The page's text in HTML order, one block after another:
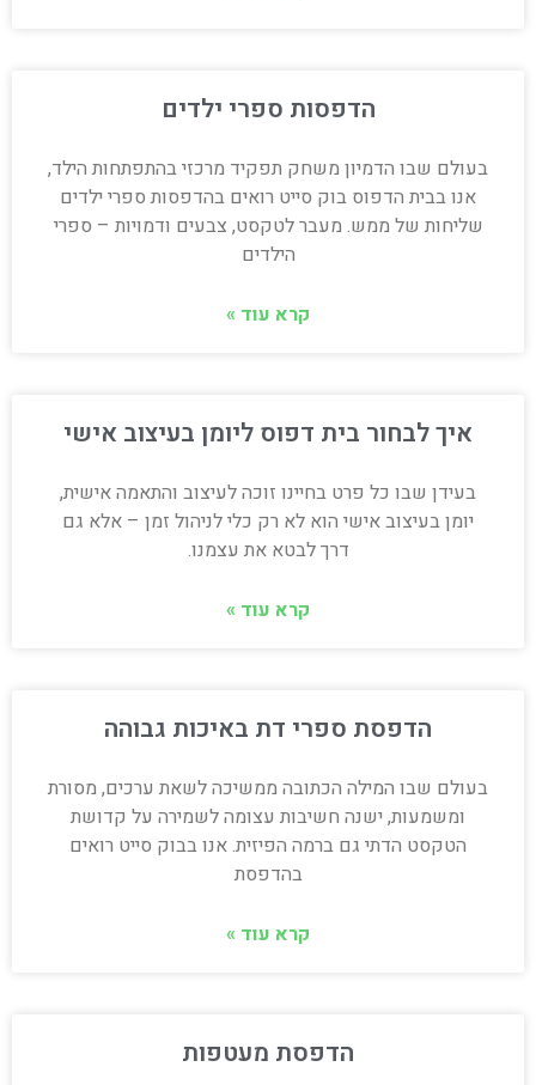
הדפסות ספרי ילדים
בעולם שבו הדמיון משחק תפקיד מרכזי בהתפתחות הילד,
אנו בבית הדפוס בוק סייט רואים בהדפסות ספרי ילדים
שליחות של ממש. מעבר לטקסט, צבעים ודמויות – ספרי
הילדים
קרא עוד »
איך לבחור בית דפוס ליומן בעיצוב אישי
בעידן שבו כל פרט בחיינו זוכה לעיצוב והתאמה אישית,
יומן בעיצוב אישי הוא לא רק כלי לניהול זמן – אלא גם
דרך לבטא את עצמנו.
קרא עוד »
הדפסת ספרי דת באיכות גבוהה
בעולם שבו המילה הכתובה ממשיכה לשאת ערכים, מסורת
ומשמעות, ישנה חשיבות עצומה לשמירה על קדושת
הטקסט הדתי גם ברמה הפיזית. אנו בבוק סייט רואים
בהדפסת
קרא עוד »
הדפסת מעטפות